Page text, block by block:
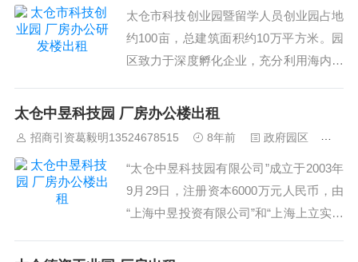
(每隔间隔:...
太仓市科技创业园暨留学人员创业园占地
约100亩，总建筑面积约10万平方米。园
区致力于深度孵化企业，充分利用海内外
心”等各类创新创业平台，重点工作围绕
定为“国家级科技企业孵化器”、“国家大
学...
太仓中昱科技园 厂房办公楼出租
招商引资葛毅明13524678515 8年前 政府园区
“太仓中昱科技园有限公司”成立于2003年
9月29日，注册资本6000万元人民币，由
“上海中昱投资有限公司”和“上海上立实业
代化高标准的工业用标准厂房租赁和相关